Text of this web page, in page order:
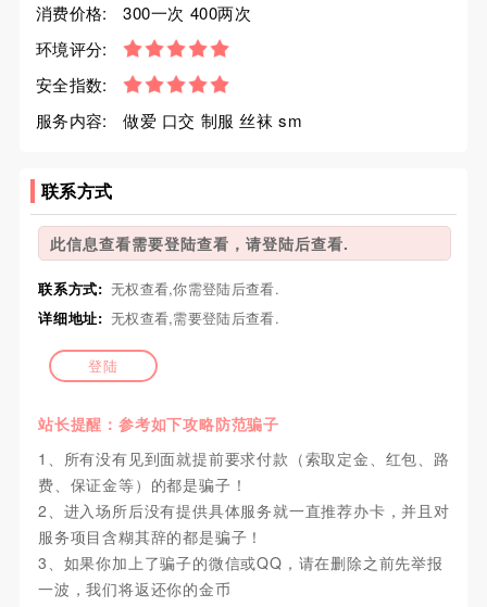
消费价格:
300一次 400两次
环境评分:
安全指数:
服务内容:
做爱 口交 制服 丝袜 sm
联系方式
此信息查看需要登陆查看，请登陆后查看.
联系方式: 无权查看,你需登陆后查看.
详细地址: 无权查看,需要登陆后查看.
登陆
站长提醒：参考如下攻略防范骗子
1、所有没有见到面就提前要求付款（索取定金、红包、路
费、保证金等）的都是骗子！
2、进入场所后没有提供具体服务就一直推荐办卡，并且对
服务项目含糊其辞的都是骗子！
3、如果你加上了骗子的微信或QQ，请在删除之前先举报
一波，我们将返还你的金币